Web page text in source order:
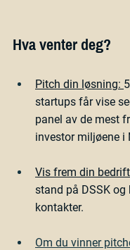
Hva venter deg?
Pitch din løsning:
startups får vise
panel av de mest
investor miljøene i
Vis frem din
stand på DSSK
kontakter.
Om du vinner